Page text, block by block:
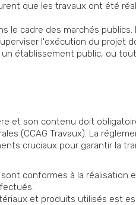
que les travaux ont été
le cadre des marchés publics.
l'exécution du projet
établissement public, ou
et son contenu doit
(CCAG Travaux). La
cruciaux pour garantir la
conformes à la réalisation
et produits utilisés est